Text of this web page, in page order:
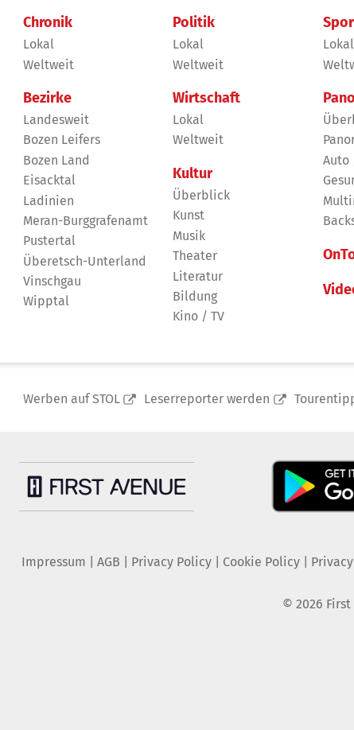
Chronik
Lokal
Weltweit
Bezirke
Landesweit
Bozen Leifers
Bozen Land
Eisacktal
Ladinien
Meran-Burggrafenamt
Pustertal
Überetsch-Unterland
Vinschgau
Wipptal
Politik
Lokal
Weltweit
Wirtschaft
Lokal
Weltweit
Kultur
Überblick
Kunst
Musik
Theater
Literatur
Bildung
Kino / TV
Lokal
Auto
Werben auf STOL Leserreporter werden
Impressum AGB Privacy Policy| Cookie Policy|
© 2026 First